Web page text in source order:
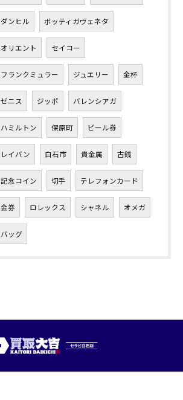
ダンヒル ボッティガヴェネタ
オリエント セイコー
フランクミュラー ジュエリー 金杯
ゼニス ジッポ バレンシアガ
ハミルトン 保原町 ビール券
レイバン 白石市 貴金属 古銭
記念コイン 切手 テレフォンカード
金券 ロレックス シャネル オメガ
バッグ